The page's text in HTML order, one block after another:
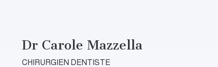
Dr Carole Mazzella
CHIRURGIEN DENTISTE